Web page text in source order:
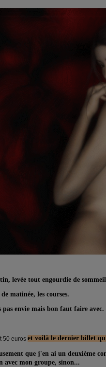
levée tout engourdie de
matinée, les courses.
pas envie mais bon faut faire avec.
et voilà le dernier billet
que j'en ai un deuxième
avec mon groupe, sinon...